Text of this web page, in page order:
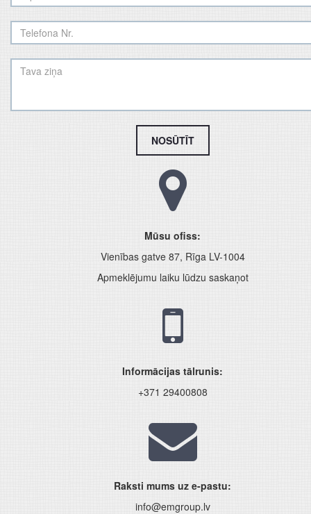
NOSŪTĪT
Mūsu ofiss:
Vienības gatve 87, Rīga LV-1004
Apmeklējumu laiku lūdzu saskaņot
Informācijas tālrunis:
+371 29400808
Raksti mums uz e-pastu:
info@emgroup.lv